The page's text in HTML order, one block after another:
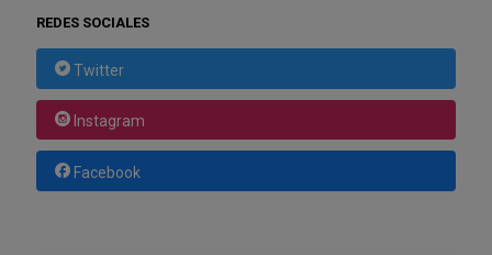
REDES SOCIALES
Twitter
Instagram
Facebook